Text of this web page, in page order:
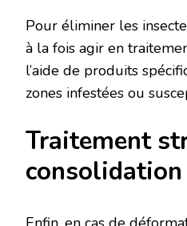
Pour éliminer les
à la fois agir en
l’aide de produits
zones infestées ou
Traitement
consolidation